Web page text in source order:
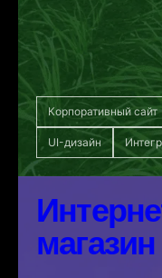
Корпоративный сайт
UI-дизайн
магазин